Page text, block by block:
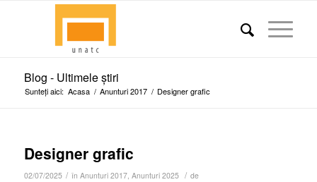
Blog - Ultimele știri
Sunteți aici: Acasa / Anunturi 2017 / Designer grafic
Designer grafic
02/07/2025 / în Anunturi 2017, Anunturi 2025 / de